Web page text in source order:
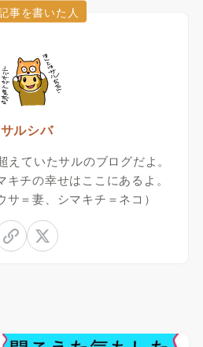
事を書いた人
サルシバ
ていたサルのブログだよ。
チの幸せはここにあるよ。
サ＝妻、シマキチ＝ネコ）